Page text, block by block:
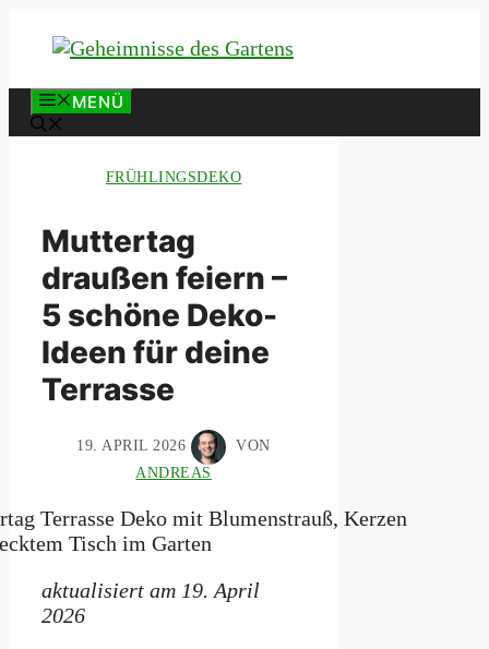
Inhalt
MENÜ
FRÜHLINGSDEKO
Muttertag
draußen feiern –
5 schöne Deko-
Ideen für deine
Terrasse
19. APRIL 2026
VON
ANDREAS
aktualisiert am 19. April
2026